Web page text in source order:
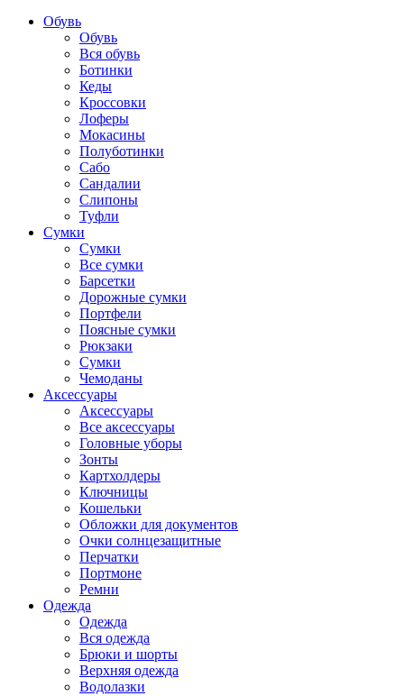
Обувь
Обувь
Вся обувь
Ботинки
Кеды
Кроссовки
Лоферы
Мокасины
Полуботинки
Сабо
Сандалии
Слипоны
Туфли
Сумки
Сумки
Все сумки
Барсетки
Дорожные сумки
Портфели
Поясные сумки
Рюкзаки
Сумки
Чемоданы
Аксессуары
Аксессуары
Все аксессуары
Головные уборы
Зонты
Картхолдеры
Ключницы
Кошельки
Обложки для документов
Очки солнцезащитные
Перчатки
Портмоне
Ремни
Одежда
Одежда
Вся одежда
Брюки и шорты
Верхняя одежда
Водолазки